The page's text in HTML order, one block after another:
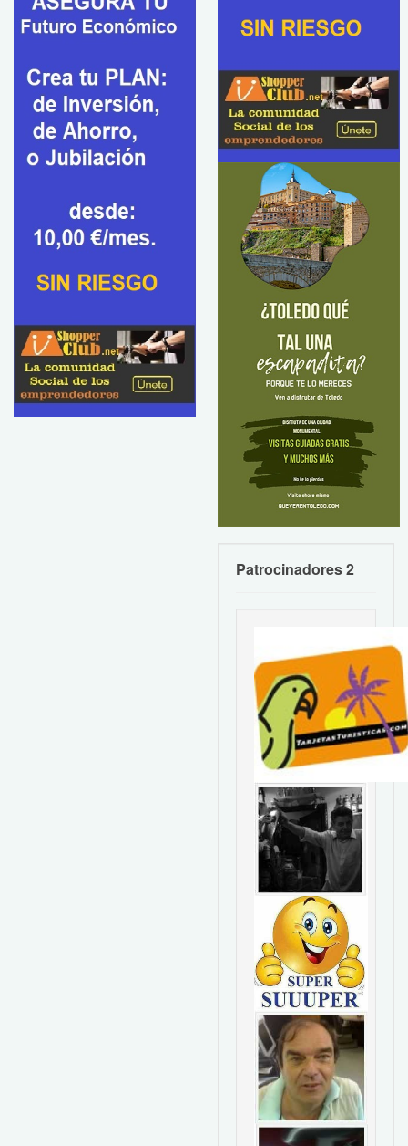
Patrocinadores 2